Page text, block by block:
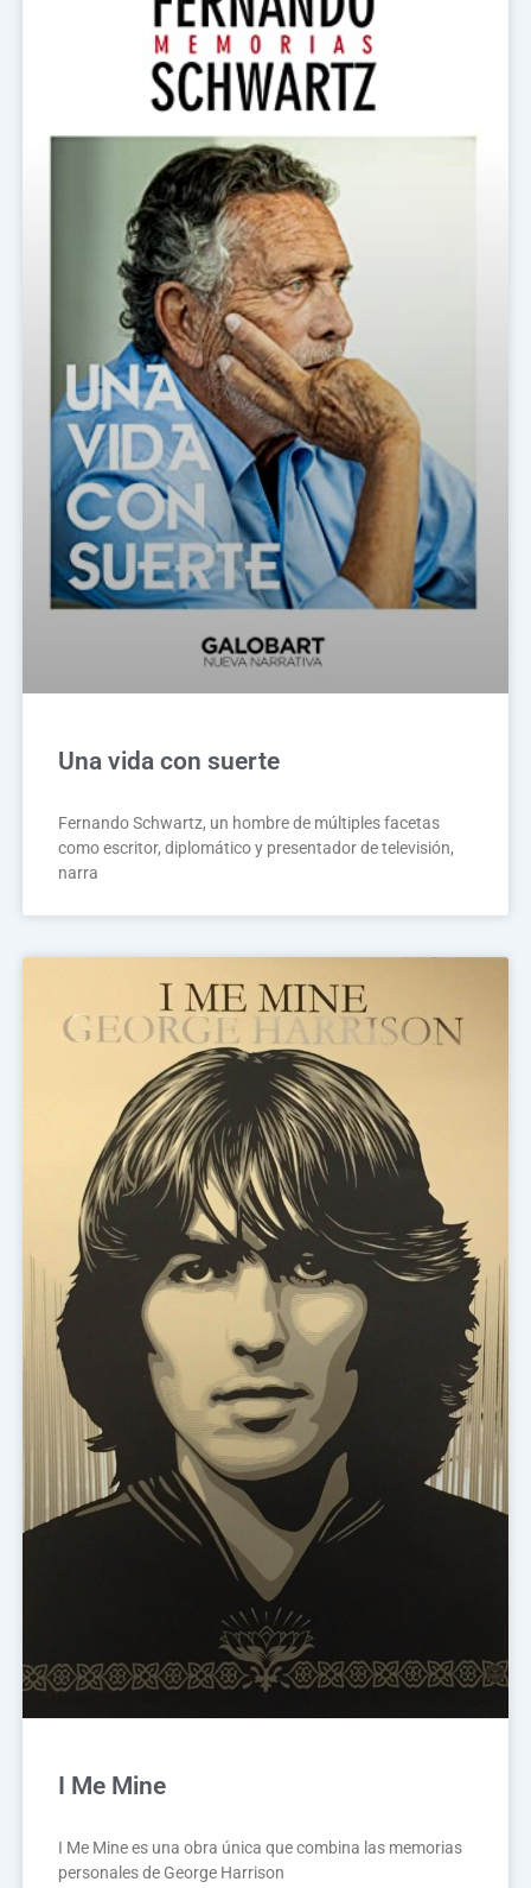
Una vida con suerte
Fernando Schwartz, un hombre de múltiples facetas
como escritor, diplomático y presentador de televisión,
narra
I Me Mine
I Me Mine es una obra única que combina las memorias
personales de George Harrison